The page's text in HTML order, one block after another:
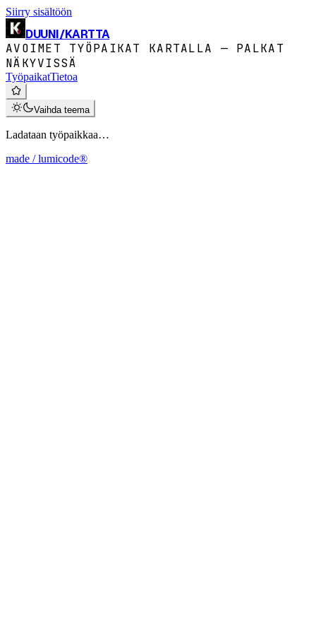
Siirry sisältöön
DUUNI/KARTTA
AVOIMET TYÖPAIKAT KARTALLA — PALKAT
NÄKYVISSÄ
TyöpaikatTietoa
Vaihda teema
Ladataan työpaikkaa…
made / lumicode®